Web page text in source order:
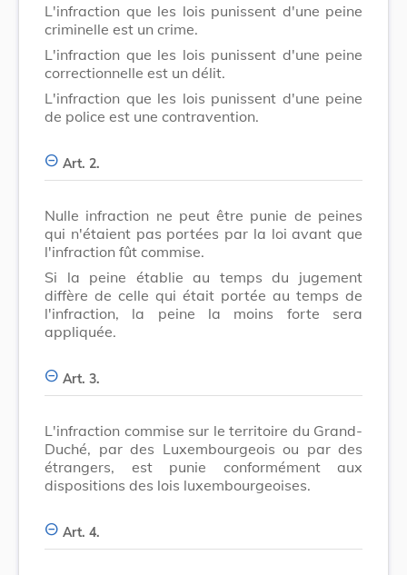
L'infraction que les lois punissent d'une peine
criminelle est un crime.
L'infraction que les lois punissent d'une peine
correctionnelle est un délit.
L'infraction que les lois punissent d'une peine
de police est une contravention.
Art. 2.
Nulle infraction ne peut être punie de peines
qui n'étaient pas portées par la loi avant que
l'infraction fût commise.
Si la peine établie au temps du jugement
diffère de celle qui était portée au temps de
l'infraction, la peine la moins forte sera
appliquée.
Art. 3.
L'infraction commise sur le territoire du Grand-
Duché, par des Luxembourgeois ou par des
étrangers, est punie conformément aux
dispositions des lois luxembourgeoises.
Art. 4.